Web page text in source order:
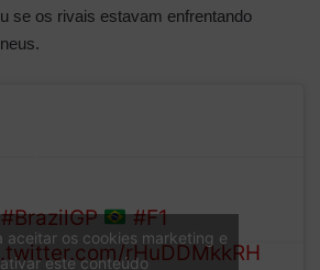
se os rivais estavam enfrentando
#BrazilGP
#F1
rHuDDMkkRH
aceitar os cookies marketing e
ativar este conteúdo